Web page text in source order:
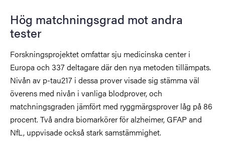
Hög matchningsgrad mot andra
tester
Forskningsprojektet omfattar sju medicinska center i
Europa och 337 deltagare där den nya metoden tillämpats.
Nivån av p-tau217 i dessa prover visade sig stämma väl
överens med nivån i vanliga blodprover, och
matchningsgraden jämfört med ryggmärgsprover låg på 86
procent. Två andra biomarkörer för alzheimer, GFAP and
NfL, uppvisade också stark samstämmighet.